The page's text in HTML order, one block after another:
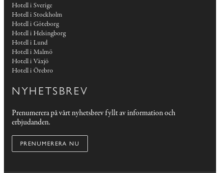
Hotell i Sverige
Hotell i Stockholm
Hotell i Göteborg
Hotell i Helsingborg
Hotell i Lund
Hotell i Malmö
Hotell i Växjö
Hotell i Örebro
NYHETSBREV
Prenumerera på vårt nyhetsbrev fyllt av information och
erbjudanden.
PRENUMERERA NU